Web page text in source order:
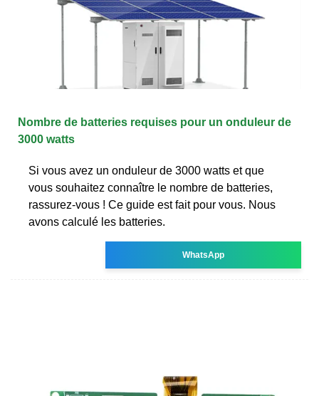
Nombre de batteries requises pour un onduleur de
3000 watts
Si vous avez un onduleur de 3000 watts et que
vous souhaitez connaître le nombre de batteries,
rassurez-vous ! Ce guide est fait pour vous. Nous
avons calculé les batteries.
WhatsApp